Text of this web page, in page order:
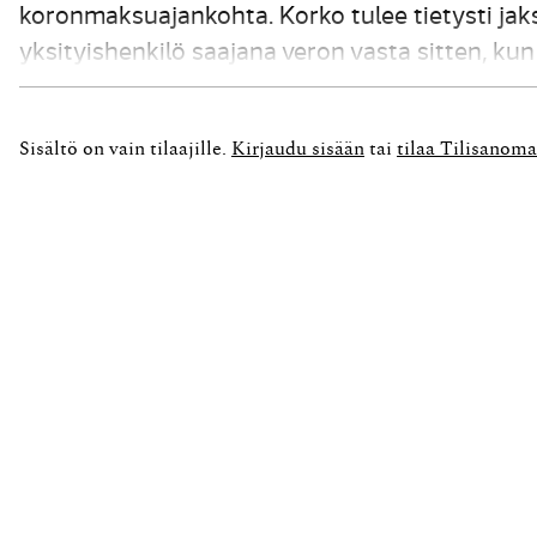
koronmaksuajankohta. Korko tulee tietysti
yksityishenkilö saajana veron vasta sitten,
yhtiön kuluksi tilikausittain, niin
Sisältö on vain tilaajille. Kirjaudu sisään tai tilaa